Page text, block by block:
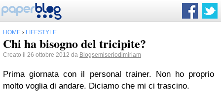
HOME › LIFESTYLE
Chi ha bisogno del tricipite?
Creato il 26 ottobre 2012 da Blogsemiseriodimiriam
Prima giornata con il personal trainer. Non ho proprio
molto voglia di andare. Diciamo che mi ci trascino.